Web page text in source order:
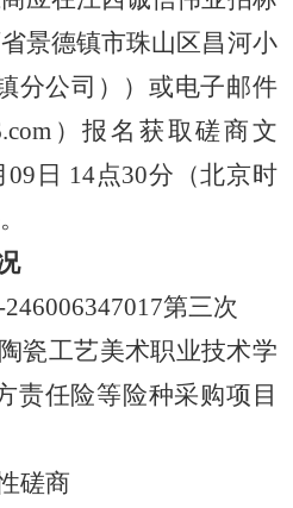
景德镇市珠山区昌河小
分公司））或电子邮件
）报名获取磋商文
日 14点30分（北京时
第三次
瓷工艺美术职业技术学
责任险等险种采购项目
磋商